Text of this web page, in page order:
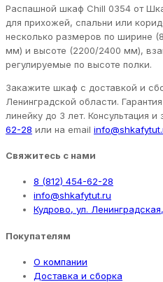
Распашной шкаф Chill 0354 от
для прихожей, спальни или
несколько размеров по ширине
мм) и высоте (2200/2400 мм),
регулируемые по высоте полки.
Закажите шкаф с доставкой и
Ленинградской области.
линейку до 3 лет. Консультация
62-28 или на email
Свяжитесь с нами
8 (812) 454-62-28
info@shkafytut.ru
Кудрово, ул.
Покупателям
О компании
Доставка и сборка